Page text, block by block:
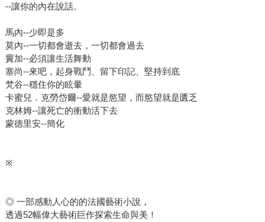
--讓你的內在說話。
馬內--少即是多
莫內--一切都會逝去，一切都會過去
竇加--必須讓生活舞動
塞尚--來吧，起身戰鬥、留下印記、堅持到底
梵谷--穩住你的眩暈
卡蜜兒．克勞岱爾--愛就是慾望，而慾望就是匱乏
克林姆--讓死亡的衝動活下去
蒙德里安--簡化
※
◎ 一部感動人心的的法國藝術小說，
透過52幅偉大藝術巨作探索生命與美！